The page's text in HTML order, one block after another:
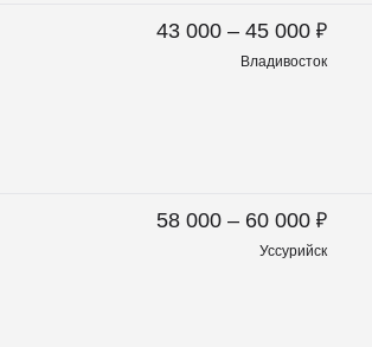
43 000 – 45 000 ₽
Владивосток
58 000 – 60 000 ₽
Уссурийск